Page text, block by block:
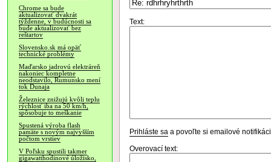
Chrome sa bude
aktualizovať dvakrát
týždenne, v budúcnosti sa
bude aktualizovať bez
reštartov
Slovensko.sk má opäť
technické problémy
Maďarsko jadrovú elektráreň
nakoniec kompletne
neodstavilo, Rumunsko mení
tok Dunaja
Železnice znižujú kvôli teplu
rýchlosť iba na 50 km/h,
spôsobuje to meškanie
Spustená výroba flash
pamäte s novým najvyšším
počtom vrstiev
V Poľsku spustili takmer
gigawatthodinové úložisko,
Text:
Prihláste sa a povoľte si emailové
Overovací text: